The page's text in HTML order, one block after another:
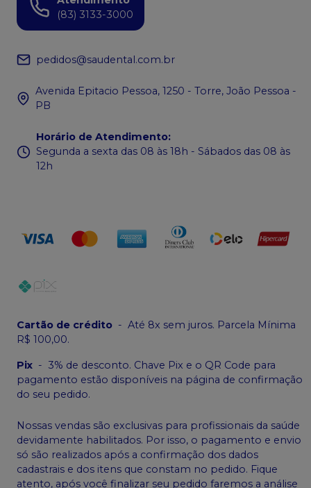
(83) 3133-3000
pedidos@saudental.com.br
Avenida Epitacio Pessoa, 1250 - Torre, João Pessoa -
PB
Horário de Atendimento:
Segunda a sexta das 08 às 18h - Sábados das 08 às
12h
Cartão de crédito - Até 8x sem juros. Parcela Mínima
R$ 100,00.
Pix - 3% de desconto. Chave Pix e o QR Code para
pagamento estão disponíveis na página de confirmação
do seu pedido.
Nossas vendas são exclusivas para profissionais da saúde
devidamente habilitados. Por isso, o pagamento e envio
só são realizados após a confirmação dos dados
cadastrais e dos itens que constam no pedido. Fique
atento, após você finalizar seu pedido faremos a análise